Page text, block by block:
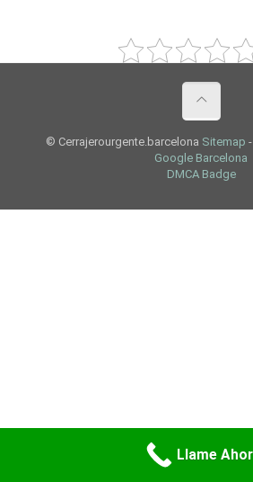
© Cerrajerourgente.barcelona Sitemap -
Google Barcelona
DMCA Badge
Llame